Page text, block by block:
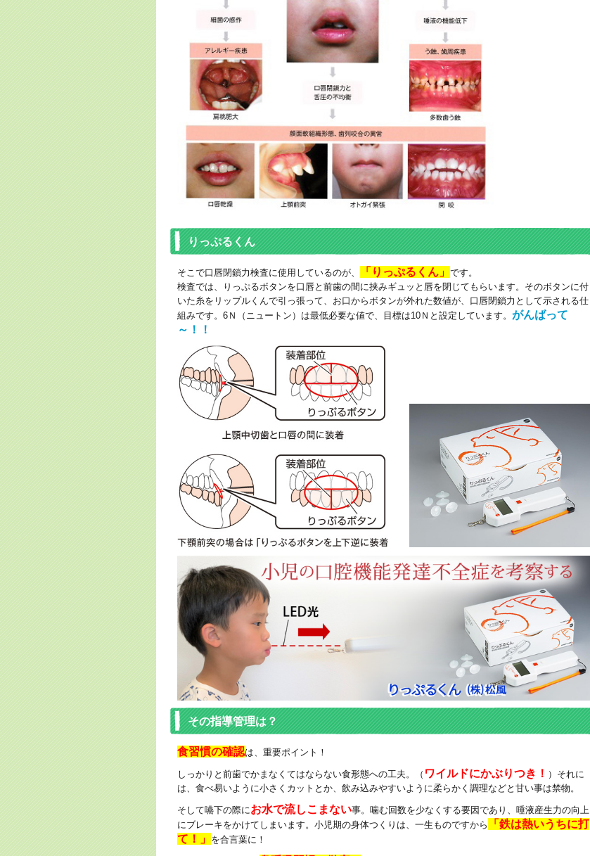
りっぷるくん
そこで口唇閉鎖力検査に使用しているのが、 「りっぷるくん」 です。
検査では、りっぷるボタンを口唇と前歯の間に挟みギュッと唇を閉じてもらいます。そのボタンに付
いた糸をリップルくんで引っ張って、お口からボタンが外れた数値が、口唇閉鎖力として示される仕
組みです。6Ｎ（ニュートン）は最低必要な値で、目標は10Ｎと設定しています。 がんばって
～！！
その指導管理は？
食習慣の確認は、重要ポイント！
しっかりと前歯でかまなくてはならない食形態への工夫。（ ワイルドにかぶりつき！ ）それに
は、食べ易いように小さくカットとか、飲み込みやすいように柔らかく調理などと甘い事は禁物。
そして嚥下の際にお水で流しこまない事。噛む回数を少なくする要因であり、唾液産生力の向上
にブレーキをかけてしまいます。小児期の身体つくりは、一生ものですから
「鉄は熱いうちに打
て！」
を合言葉に！